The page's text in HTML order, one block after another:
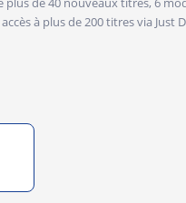
à plus de 200 titres via Just